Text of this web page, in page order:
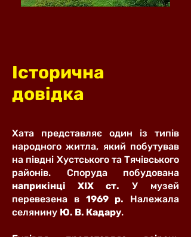
Історична
довідка
Хата представляє один із типів
народного житла, який побутував
на півдні Хустського та Тячівського
районів. Споруда побудована
наприкінці ХІХ ст. У музей
перевезена в 1969 р. Належала
селянину Ю. В. Кадару.